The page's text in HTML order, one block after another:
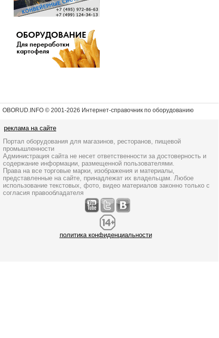
OBORUD.INFO © 2001-2026 Интернет-справочник по оборудованию
реклама на сайте
Портал оборудования для магазинов, ресторанов, пищевой
промышленности
Администрация сайта не несет ответственности за достоверность и
содержание информации, размещенной пользователями.
Права на все торговые марки, изображения и материалы,
представленные на сайте, принадлежат их владельцам. Любое
использование текстовых, фото, видео материалов законно только с
согласия правообладателя
политика конфиденциальности